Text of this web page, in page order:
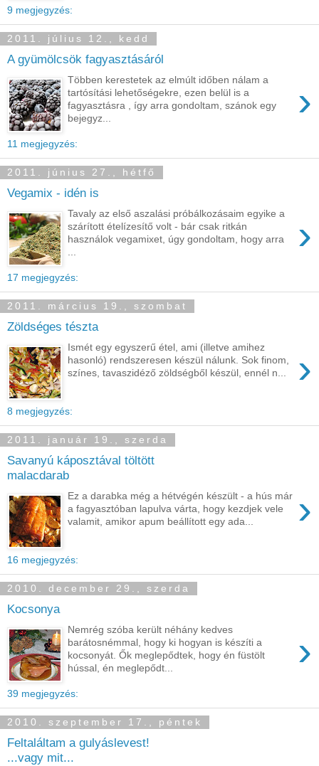
9 megjegyzés:
2011. július 12., kedd
A gyümölcsök fagyasztásáról
›
Többen kerestetek az elmúlt időben nálam a
tartósítási lehetőségekre, ezen belül is a
fagyasztásra , így arra gondoltam, szánok egy
bejegyz...
11 megjegyzés:
2011. június 27., hétfő
Vegamix - idén is
›
Tavaly az első aszalási próbálkozásaim egyike a
szárított ételízesítő volt - bár csak ritkán
használok vegamixet, úgy gondoltam, hogy arra
17 megjegyzés:
2011. március 19., szombat
Zöldséges tészta
›
Ismét egy egyszerű étel, ami (illetve amihez
hasonló) rendszeresen készül nálunk. Sok finom,
színes, tavaszidéző zöldségből készül, ennél n...
8 megjegyzés:
2011. január 19., szerda
Savanyú káposztával töltött
malacdarab
›
Ez a darabka még a hétvégén készült - a hús már
a fagyasztóban lapulva várta, hogy kezdjek vele
valamit, amikor apum beállított egy ada...
16 megjegyzés:
2010. december 29., szerda
Kocsonya
›
Nemrég szóba került néhány kedves
barátosnémmal, hogy ki hogyan is készíti a
kocsonyát. Ők meglepődtek, hogy én füstölt
hússal, én meglepődt...
39 megjegyzés:
2010. szeptember 17., péntek
Feltaláltam a gulyáslevest!
...vagy mit...